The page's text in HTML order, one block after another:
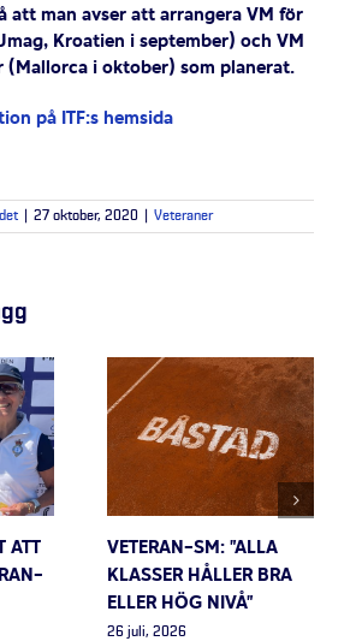
att man avser att arrangera VM för
Kroatien i september) och VM
(Mallorca i oktober) som planerat.
på ITF:s hemsida
27 oktober, 2020 Veteraner
ATT
VETERAN-SM: ”ALLA
KLASSER HÅLLER BRA
ELLER HÖG NIVÅ”
26 juli, 2026